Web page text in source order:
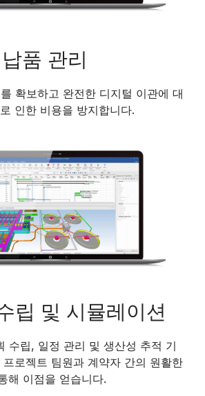
품 관리
확보하고 완전한 디지털 이관에 대
인한 비용을 방지합니다.
립 및 시뮬레이션
수립, 일정 관리 및 생산성 추적 기
로젝트 팀원과 계약자 간의 원활한
해 이점을 얻습니다.